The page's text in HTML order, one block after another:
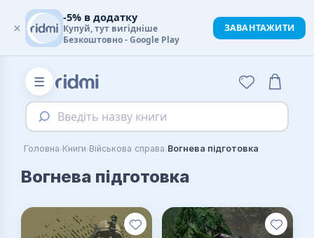
☰
Введіть назву книги
Головна›Книги›Військова справа›Вогнева підготовка
Вогнева підготовка
×
-5% в додатку
Купуй, тут вигідніше
Безкоштовно - Google Play
ЗАВАНТАЖИТИ